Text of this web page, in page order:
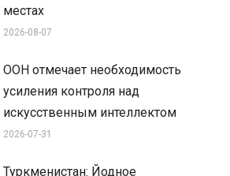
местах
2026-08-07
ООН отмечает необходимость
усиления контроля над
искусственным интеллектом
2026-07-31
Туркменистан: Йодное